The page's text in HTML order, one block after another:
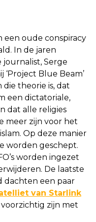
een oude conspiracy
In de jaren
journalist, Serge
Blue Beam’
theorie is, dat
een dictatoriale,
dat alle religies
meer zijn voor het
Op deze manier
worden geschept.
worden ingezet
De laatste
dachten een paar
van Starlink
zijn met